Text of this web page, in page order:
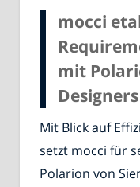
mocci
mit
Designers
Mit Blick auf
setzt mocci für
Polarion von